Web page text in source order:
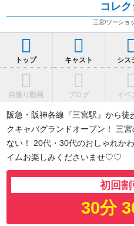
コレ
三宮/ツーショ
トップ キャスト シス
自撮り動画 ブログ イベ
阪急・阪神各線『三宮駅』から
クキャバグランドオープン！ 三
ない！ 20代・30代のおしゃれか
イムお楽しみくださいませ♡♡
初回割
30分